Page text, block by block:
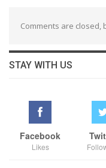
Comments are closed,
STAY WITH US
Facebook
Likes